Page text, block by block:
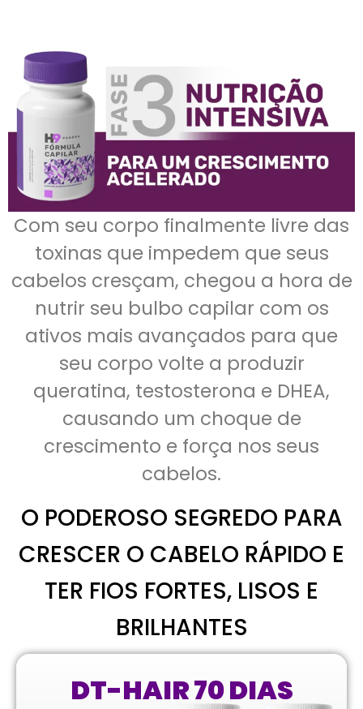
Com seu corpo finalmente livre das
toxinas que impedem que seus
cabelos cresçam, chegou a hora de
nutrir seu bulbo capilar com os
ativos mais avançados para que
seu corpo volte a produzir
queratina, testosterona e DHEA,
causando um choque de
crescimento e força nos seus
cabelos.
O PODEROSO SEGREDO PARA
CRESCER O CABELO RÁPIDO E
TER FIOS FORTES, LISOS E
BRILHANTES​
DT-HAIR 70 DIAS